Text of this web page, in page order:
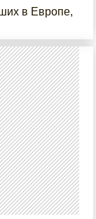
в Европе,